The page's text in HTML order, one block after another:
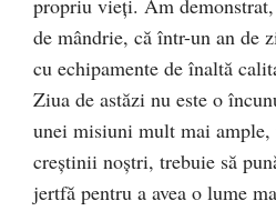
propriu vieți. Am
de mândrie, că într-un an de
cu echipamente de înaltă
Ziua de astăzi nu este o
unei misiuni mult mai ample,
creștinii noștri, trebuie să
jertfă pentru a avea o lume